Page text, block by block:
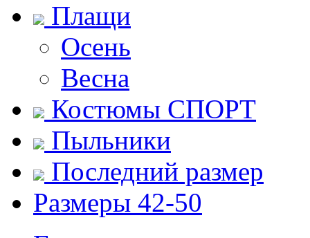
Плащи
Осень
Весна
Костюмы СПОРТ
Пыльники
Последний размер
Размеры 42-50